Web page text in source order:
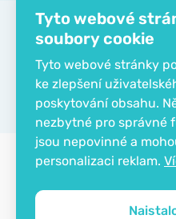
Tyto webové
soubory cookie
Tyto webové stránky
ke zlepšení
poskytování obsahu.
nezbytné pro správné
jsou nepovinné a
personalizaci reklam.
Společnost
Kontakt
O společnosti
EKO certifikát
Copyright © 2012 - 2026   |